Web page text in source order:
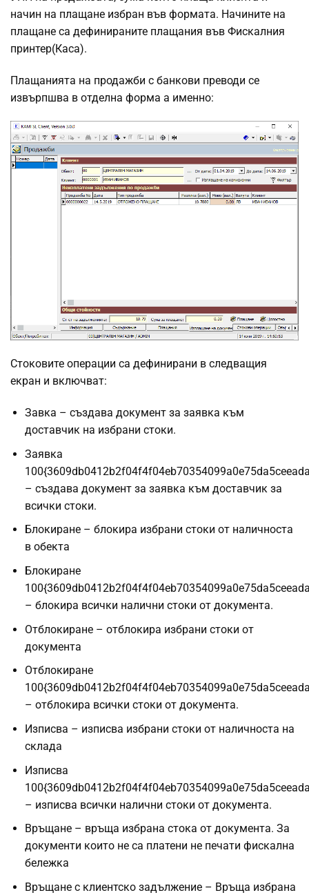
начин на плащане избран във формата. Начините на
плащане са дефинираните плащания във Фискалния
принтер(Каса).
Плащанията на продажби с банкови преводи се
извърпшва в отделна форма а именно:
Стоковите операции са дефинирани в следващия
екран и включват:
Завка – създава документ за заявка към
доставчик на избрани стоки.
Заявка
– създава документ за заявка към доставчик за
всички стоки.
Блокиране – блокира избрани стоки от наличноста
в обекта
Блокиране
– блокира всички налични стоки от документа.
Отблокиране – отблокира избрани стоки от
документа
Отблокиране
– отблокира всички стоки от документа.
Изписва – изписва избрани стоки от наличноста на
склада
Изписва
– изписва всички налични стоки от документа.
Връщане – връща избрана стока от документа. За
документи които не са платени не печати фискална
бележка
Връщане с клиентско задължение – Връща избрана